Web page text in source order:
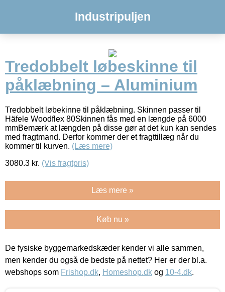
Industripuljen
Tredobbelt løbeskinne til
påklæbning – Aluminium
Tredobbelt løbekinne til påklæbning. Skinnen passer til
Häfele Woodflex 80Skinnen fås med en længde på 6000
mmBemærk at længden på disse gør at det kun kan sendes
med fragtmand. Derfor kommer der et fragttillæg når du
kommer til kurven. (Læs mere)
3080.3 kr. (Vis fragtpris)
Læs mere »
Køb nu »
De fysiske byggemarkedskæder kender vi alle sammen,
men kender du også de bedste på nettet? Her er der bl.a.
webshops som Frishop.dk, Homeshop.dk og 10-4.dk.